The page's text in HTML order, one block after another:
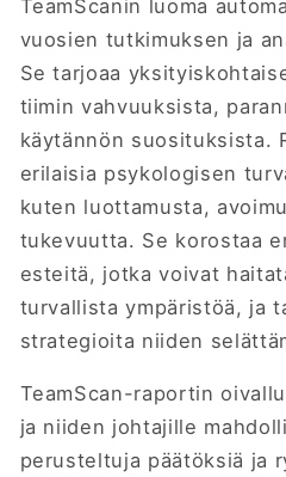
TeamScanin luoma
vuosien tutkimuksen ja
Se tarjoaa
tiimin vahvuuksista,
käytännön suosituksista.
erilaisia psykologisen
kuten luottamusta,
tukevuutta. Se korostaa
esteitä, jotka voivat
turvallista ympäristöä, ja
strategioita niiden
TeamScan-raportin
ja niiden johtajille
perusteltuja päätöksiä ja